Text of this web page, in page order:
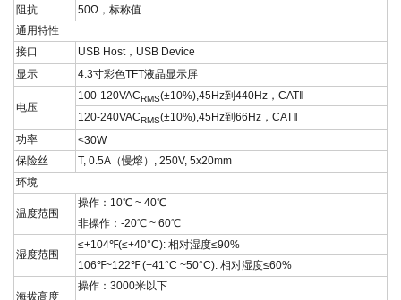
阻抗
50Ω ，标称值
通用特性
接口
USB Host， USB Device
显示
4.3寸彩色TFT液晶显示屏
电压
100-120VACRMS(±10%),45Hz到440Hz ， CATⅡ
120-240VACRMS(±10%),45Hz到66Hz ， CATⅡ
功率
<30W
保险丝
T, 0.5A （慢熔） , 250V, 5x20mm
环境
温度范围
操作： 10℃ ~ 40℃
非操作： -20℃ ~ 60℃
湿度范围
≤+104℉(≤+40°C): 相对湿度≤90%
106℉~122℉(+41°C ~50°C): 相对湿度≤60%
海拔高度
操作： 3000米以下